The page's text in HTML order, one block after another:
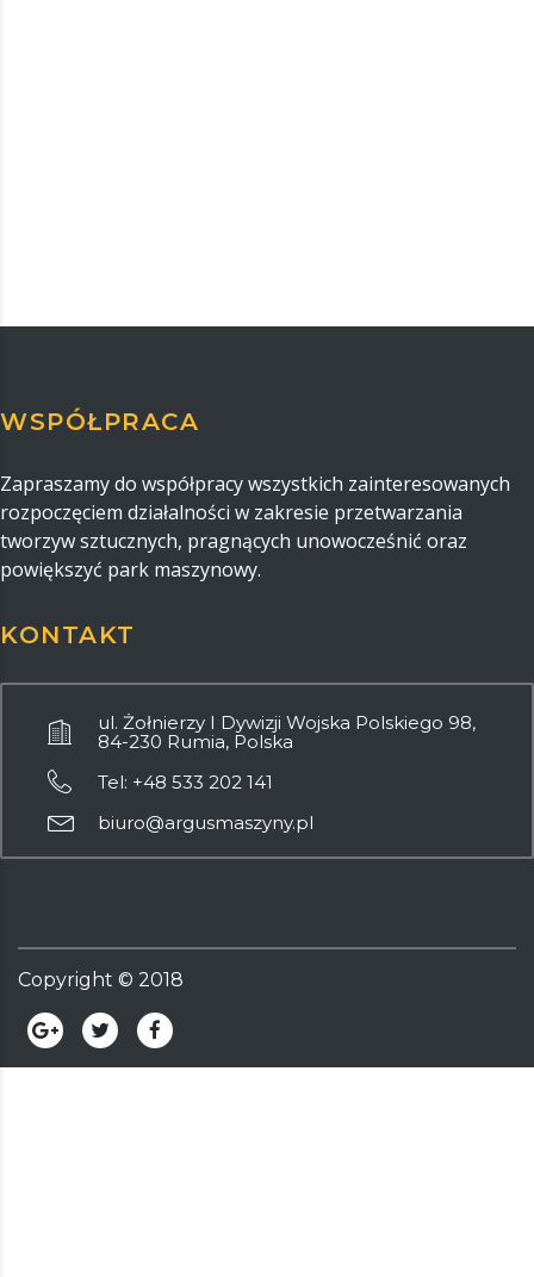
WSPÓŁPRACA
Zapraszamy do współpracy wszystkich zainteresowanych
rozpoczęciem działalności w zakresie przetwarzania
tworzyw sztucznych, pragnących unowocześnić oraz
powiększyć park maszynowy.
KONTAKT
ul. Żołnierzy I Dywizji Wojska Polskiego 98,
84-230 Rumia, Polska
Tel: +48 533 202 141
biuro@argusmaszyny.pl
Copyright © 2018